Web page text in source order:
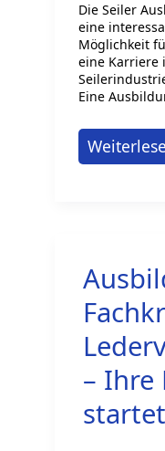
Die Seiler
eine
Möglichkeit
eine Karriere
Eine
Seiler
richtige
– Ihre